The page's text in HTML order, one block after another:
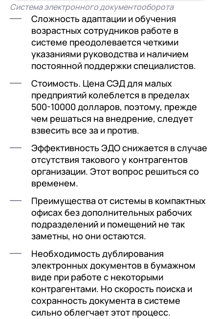
Система электронного документооборота
Сложность адаптации и обучения
возрастных сотрудников работе в
системе преодолевается четкими
указаниями руководства и наличием
постоянной поддержки специалистов.
Стоимость. Цена СЭД для малых
предприятий колеблется в пределах
500-10000 долларов, поэтому, прежде
чем решаться на внедрение, следует
взвесить все за и против.
Эффективность ЭДО снижается в случае
отсутствия такового у контрагентов
организации. Этот вопрос решиться со
временем.
Преимущества от системы в компактных
офисах без дополнительных рабочих
подразделений и помещений не так
заметны, но они остаются.
Необходимость дублирования
электронных документов в бумажном
виде при работе с некоторыми
контрагентами. Но скорость поиска и
сохранность документа в системе
сильно облегчает этот процесс.